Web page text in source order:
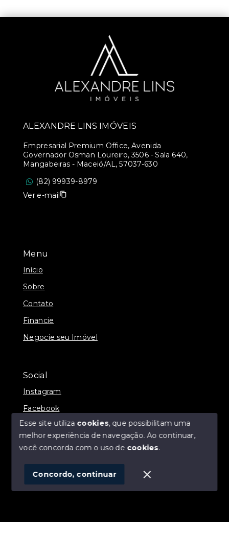
Menu
Início
Sobre
Contato
Financie
Negocie seu Imóvel
Social
Instagram
Facebook
© Copyright 2026 - ALEXANDRE LINS IMÓVEIS -
SITE PARA IMOBILIARIA
ALEXANDRE LINS IMÓVEIS
Empresarial Premium Office, Avenida
Governador Osman Loureiro, 3506 - Sala 640,
Mangabeiras - Maceió/AL, 57037-630
(82) 99939-8979
Ver e-mail
Esse site utiliza cookies, que possibilitam uma
melhor experiência de navegação.Ao continuar,
você concorda com o uso de cookies.
Concordo, continuar